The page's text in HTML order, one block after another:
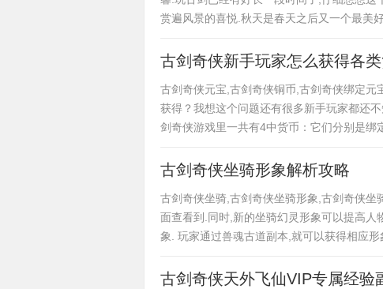
赏遍风景的喜悦.秋天是春天之后又一个最美
古剑奇侠新手玩家怎么获得各
古剑奇侠元宝,古剑奇侠铜币,古剑奇侠绑定
获得？我想这个问题还有很多新手玩家都还
剑奇侠游戏里一共有4中货币：它们分别是绑
古剑奇侠坐骑形象解析攻略
古剑奇侠坐骑,古剑奇侠坐骑形象,古剑奇侠
面查看到.同时,新的坐骑幻灵形象可以提高
象. 玩家通过兽魂古道副本,就可以获得相应
古剑奇侠天外飞仙VIP专属经验